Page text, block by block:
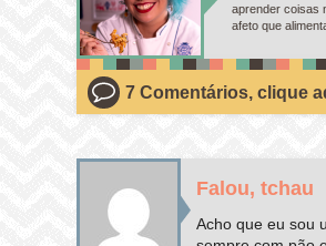
aprender coisas
afeto que
7 Comentários, clique
Falou, tchau
Acho que eu sou